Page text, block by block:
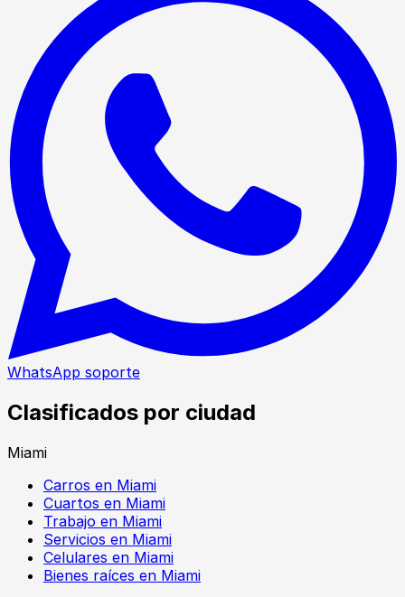
WhatsApp soporte
Clasificados por ciudad
Miami
Carros en Miami
Cuartos en Miami
Trabajo en Miami
Servicios en Miami
Celulares en Miami
Bienes raíces en Miami